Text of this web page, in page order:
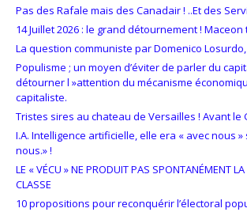
Pas des Rafale mais des Canadair ! ..Et des
14 Juillet 2026 : le grand détournement ! Maceon
La question communiste par Domenico
Populisme ; un moyen d’éviter de parler du
détourner l »attention du mécanisme
capitaliste.
Tristes sires au chateau de Versailles ! Avant le
I.A. Intelligence artificielle, elle era « avec nous »
nous.» !
LE « VÉCU » NE PRODUIT PAS SPONTANÉMENT
CLASSE
10 propositions pour reconquérir l’électoral